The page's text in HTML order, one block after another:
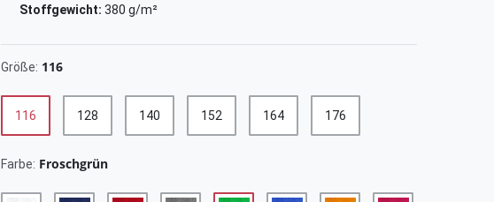
Stoffgewicht: 380 g/m²
Größe: 116
116 128 140 152 164 176
Farbe: Froschgrün